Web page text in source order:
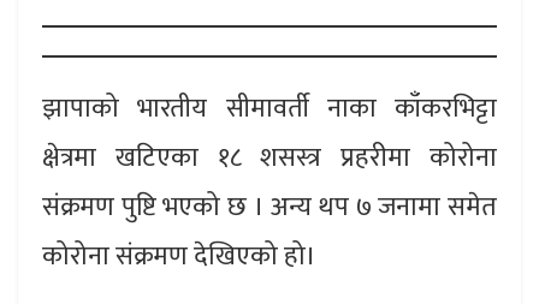
झापाको भारतीय सीमावर्ती नाका काँकरभिट्टा
क्षेत्रमा खटिएका १८ शसस्त्र प्रहरीमा कोरोना
संक्रमण पुष्टि भएको छ । अन्य थप ७ जनामा समेत
कोरोना संक्रमण देखिएको हो।